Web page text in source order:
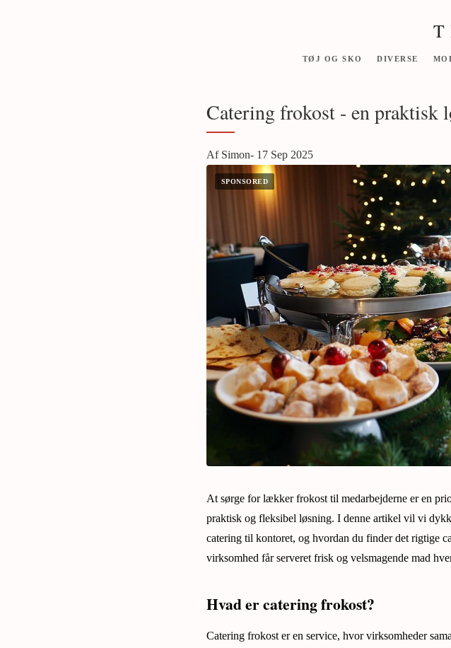
T
TØJ OG SKO DIVERSE
Catering frokost - en
Af Simon- 17 Sep 2025
At sørge for lækker frokost til medarbejderne er en
praktisk og fleksibel løsning. I denne artikel vil vi
catering til kontoret, og hvordan du finder det rigtige
virksomhed får serveret frisk og velsmagende mad
Hvad er catering frokost?
Catering frokost er en service, hvor virksomheder